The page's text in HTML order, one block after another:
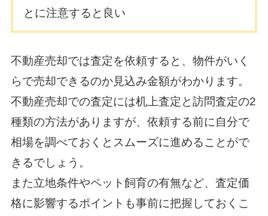
とに注意すると良い
不動産売却では査定を依頼すると、物件がいく
らで売却できるのか見込み金額がわかります。
不動産売却での査定には机上査定と訪問査定の2
種類の方法がありますが、依頼する前に自分で
相場を調べておくとスムーズに進めることがで
きるでしょう。
また立地条件やペット飼育の有無など、査定価
格に影響するポイントも事前に把握しておくこ